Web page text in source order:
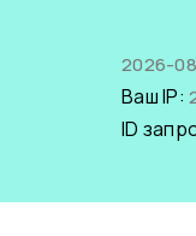
2026-
Ваш IP:
ID